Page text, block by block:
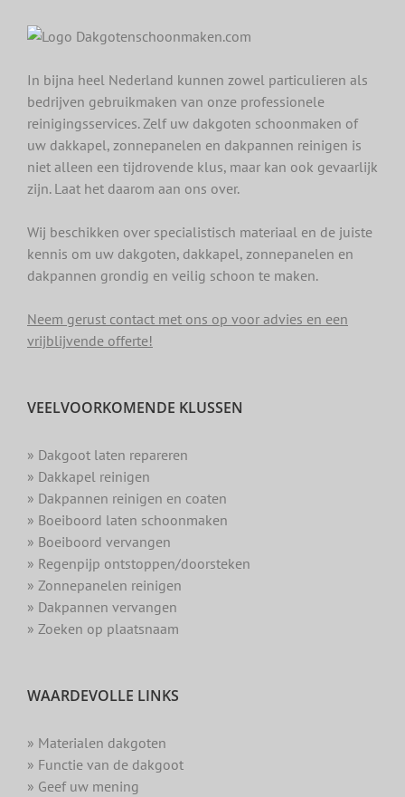
In bijna heel Nederland kunnen zowel particulieren als
bedrijven gebruikmaken van onze professionele
reinigingsservices. Zelf uw dakgoten schoonmaken of
uw dakkapel, zonnepanelen en dakpannen reinigen is
niet alleen een tijdrovende klus, maar kan ook gevaarlijk
zijn. Laat het daarom aan ons over.
Wij beschikken over specialistisch materiaal en de juiste
kennis om uw dakgoten, dakkapel, zonnepanelen en
dakpannen grondig en veilig schoon te maken.
Neem gerust contact met ons op voor advies en een
vrijblijvende offerte!
VEELVOORKOMENDE KLUSSEN
» Dakgoot laten repareren
» Dakkapel reinigen
» Dakpannen reinigen en coaten
» Boeiboord laten schoonmaken
» Boeiboord vervangen
» Regenpijp ontstoppen/doorsteken
» Zonnepanelen reinigen
» Dakpannen vervangen
» Zoeken op plaatsnaam
WAARDEVOLLE LINKS
» Materialen dakgoten
» Functie van de dakgoot
» Geef uw mening